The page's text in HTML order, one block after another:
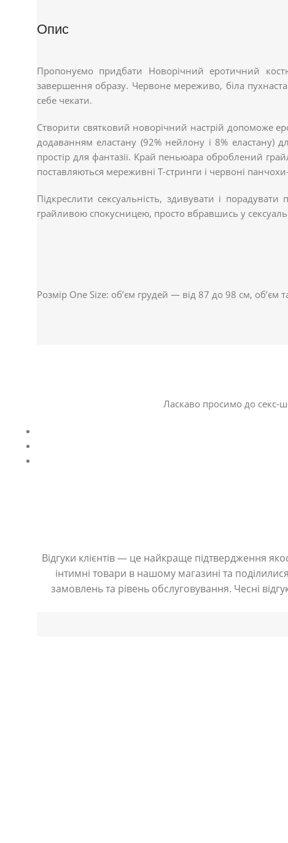
Опис
Пропонуємо придбати Новорічний еротичний
завершення образу. Червоне мереживо, біла
себе чекати.
Створити святковий новорічний настрій допоможе
додаванням еластану (92% нейлону і 8% еластану)
простір для фантазії. Край пеньюара оброблений
поставляються мереживні Т-стринги і червоні
Підкреслити сексуальність, здивувати і
грайливою спокусницею, просто вбравшись у
Розмір One Size: об’єм грудей — від 87 до 98 см, об’єм
Ласкаво просимо до секс-
Відгуки клієнтів — це найкраще підтвердження
інтимні товари в нашому магазині та
замовлень та рівень обслуговування. Чесні